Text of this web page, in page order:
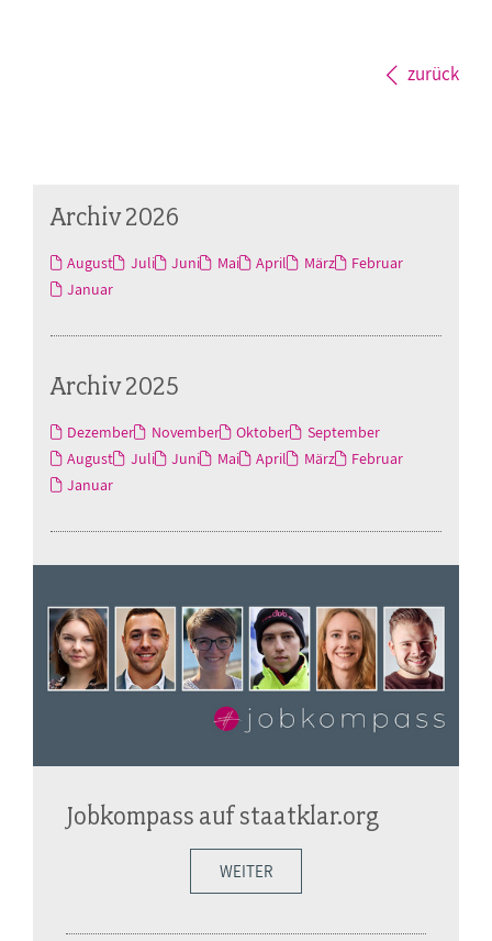
zurück
Archiv 2026
August Juli Juni Mai April März
Februar
Januar
Archiv 2025
Dezember November Oktober
September
August
Juli Juni Mai April März
Februar
Januar
Jobkompass auf staatklar.org
WEITER